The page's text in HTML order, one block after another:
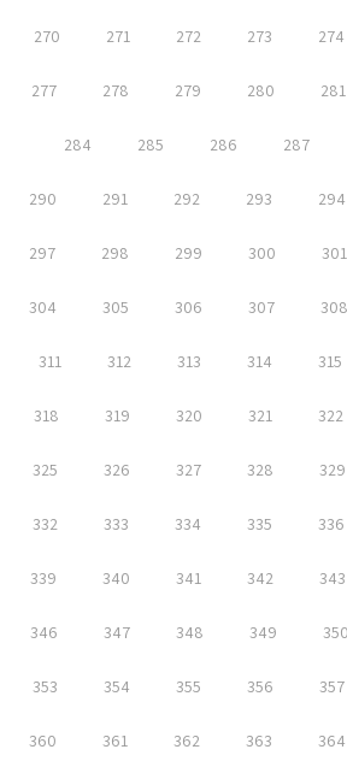
270 271 272 273 274
277 278 279 280 281
284 285 286 287
290 291 292 293 294
297 298 299 300 301
304 305 306 307 308
311 312 313 314 315
318 319 320 321 322
325 326 327 328 329
332 333 334 335 336
339 340 341 342 343
346 347 348 349 350
353 354 355 356 357
360 361 362 363 364